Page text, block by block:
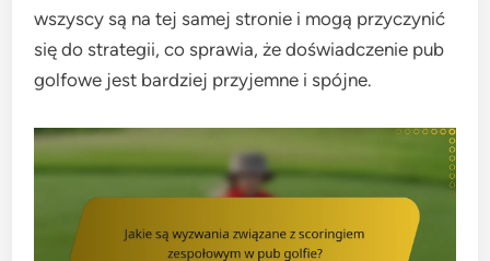
wszyscy są na tej samej stronie i mogą przyczynić
się do strategii, co sprawia, że doświadczenie pub
golfowe jest bardziej przyjemne i spójne.